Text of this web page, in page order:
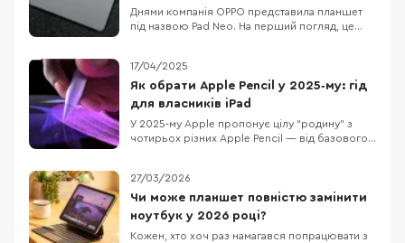
Днями компанія OPPO представила планшет
під назвою Pad Neo. На перший погляд, це
огляду ми виявили достатньо фішок, які
точно здивують вас. ДИЗАЙН Pad Neo, як і
личить для планшета в 2024 році, має
симетричні рамки нав
17/04/2025
Як обрати Apple Pencil у 2025‑му: гід
для власників iPad
У 2025‑му Apple пропонує цілу “родину” з
чотирьох різних Apple Pencil — від базового
вони схожі, але різняться інтерфейсами
заряджання, набором жестів і, головне,
списком сумісних iPad. Тож перед покупкою
варто
27/03/2026
Чи може планшет повністю замінити
ноутбук у 2026 році?
Кожен, хто хоч раз намагався попрацювати з